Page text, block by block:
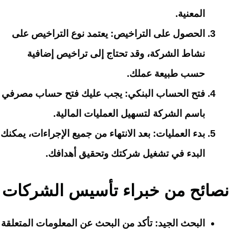
المعنية.
الحصول على التراخيص: يعتمد نوع التراخيص على
نشاط الشركة، وقد تحتاج إلى تراخيص إضافية
حسب طبيعة عملك.
فتح الحساب البنكي: يجب عليك فتح حساب مصرفي
باسم الشركة لتسهيل العمليات المالية.
بدء العمليات: بعد الانتهاء من جميع الإجراءات، يمكنك
البدء في تشغيل شركتك وتحقيق أهدافك.
نصائح من خبراء تأسيس الشركات
البحث الجيد: تأكد من البحث عن المعلومات المتعلقة